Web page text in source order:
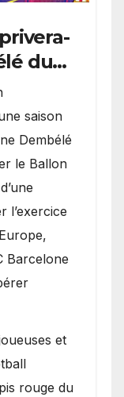
du
saison
Dembélé
le Ballon
l’exercice
Barcelone
et
rouge du